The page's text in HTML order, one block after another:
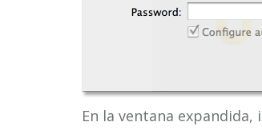
En la ventana